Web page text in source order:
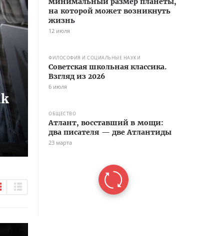
на которой может возникнуть
жизнь
12 июля
ФИЛОСОФИЯ И СОЦИАЛЬНЫЕ НАУКИ
Советская школьная классика.
Взгляд из 2026
6 июля
ОБЩЕСТВО
Атлант, восставший в мощи:
два писателя — две Атлантиды
23 марта